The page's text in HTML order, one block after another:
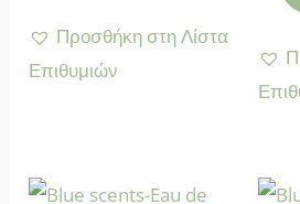
Προσθήκη στη Λίστα
Επιθυμιών